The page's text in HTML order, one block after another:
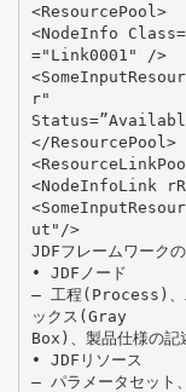
<ResourcePool>
<NodeInfo
="Link0001" />
r"
</ResourcePool>
<NodeInfoLink
ut"/>
JDFフレームワーク
• JDFノード
– 工程(Process)、
ックス(Gray
Box)、製品仕様の記
• JDFリソース
– パラメータセット